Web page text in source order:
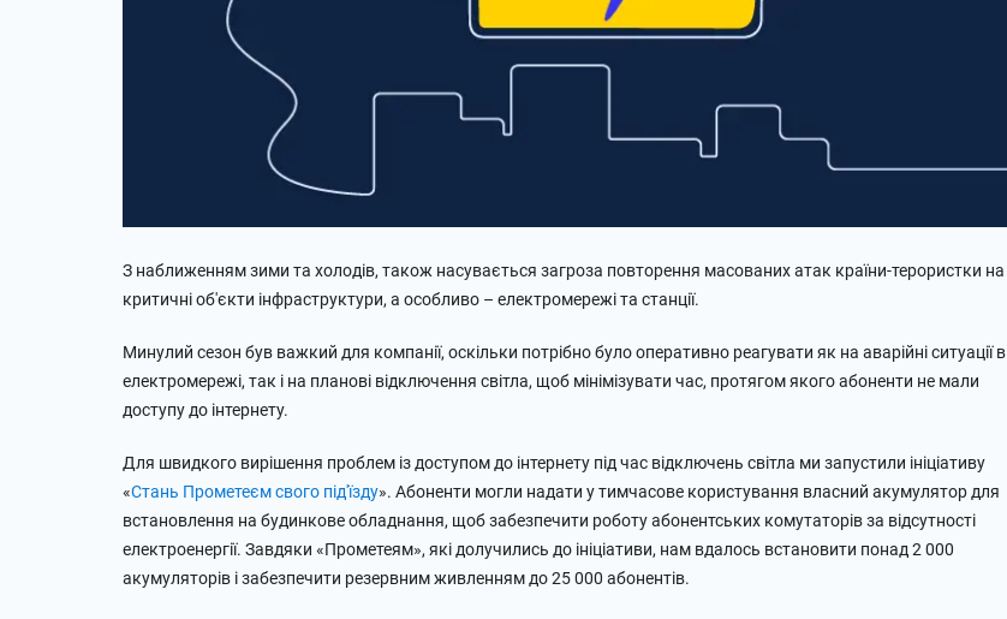
З наближенням зими та холодів, також насувається загроза повторення масованих атак країни-терористки на
критичні об'єкти інфраструктури, а особливо – електромережі та станції.
Минулий сезон був важкий для компанії, оскільки потрібно було оперативно реагувати як на аварійні ситуації в
електромережі, так і на планові відключення світла, щоб мінімізувати час, протягом якого абоненти не мали
доступу до інтернету.
Для швидкого вирішення проблем із доступом до інтернету під час відключень світла ми запустили ініціативу
«Стань Прометеєм свого під'їзду». Абоненти могли надати у тимчасове користування власний акумулятор для
встановлення на будинкове обладнання, щоб забезпечити роботу абонентських комутаторів за відсутності
електроенергії. Завдяки «Прометеям», які долучились до ініціативи, нам вдалось встановити понад 2 000
акумуляторів і забезпечити резервним живленням до 25 000 абонентів.